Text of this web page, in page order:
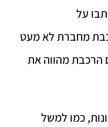
על
מחברת לא מעט
הרכבת מהווה את
כמו למשל